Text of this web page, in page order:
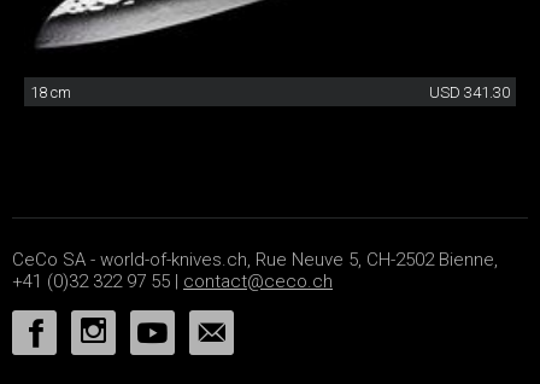
18 cm USD 341.30
CeCo SA - world-of-knives.ch, Rue Neuve 5, CH-2502 Bienne,
+41 (0)32 322 97 55 | contact@ceco.ch